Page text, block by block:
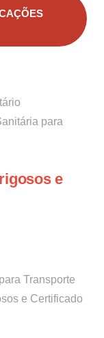
para
e
Transporte
e Certificado